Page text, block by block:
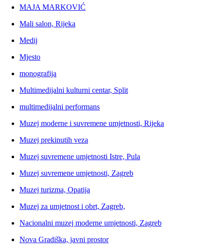
MAJA MARKOVIĆ
Mali salon, Rijeka
Medij
Mjesto
monografija
Multimedijalni kulturni centar, Split
multimedijalni performans
Muzej moderne i suvremene umjetnosti, Rijeka
Muzej prekinutih veza
Muzej suvremene umjetnosti Istre, Pula
Muzej suvremene umjetnosti, Zagreb
Muzej turizma, Opatija
Muzej za umjetnost i obrt, Zagreb,
Nacionalni muzej moderne umjetnosti, Zagreb
Nova Gradiška, javni prostor